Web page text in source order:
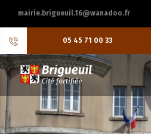
mairie.brigueuil.16@wanadoo.fr
05 45 71 00 33